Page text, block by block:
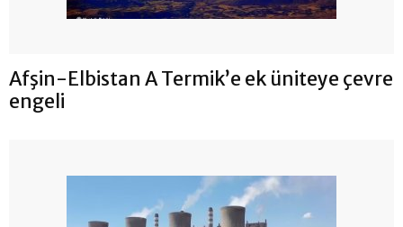
Afşin-Elbistan A Termik’e ek üniteye çevre
engeli